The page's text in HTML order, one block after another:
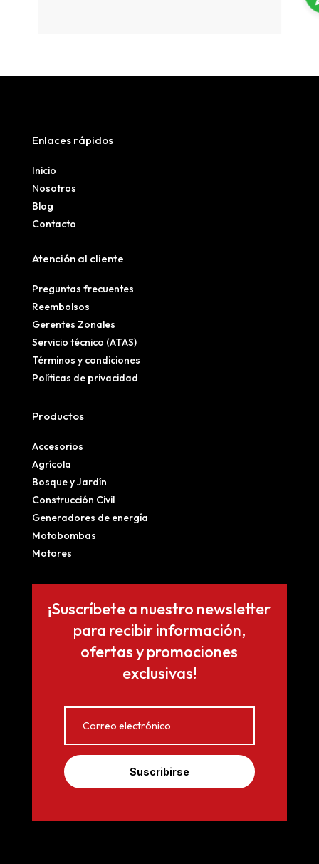
Enlaces rápidos
Inicio
Nosotros
Blog
Contacto
Atención al cliente
Preguntas frecuentes
Reembolsos
Gerentes Zonales
Servicio técnico (ATAS)
Términos y condiciones
Políticas de privacidad
Productos
Accesorios
Agrícola
Bosque y Jardín
Construcción Civil
Generadores de energía
Motobombas
Motores
¡Suscríbete a nuestro newsletter
para recibir información,
ofertas y promociones
exclusivas!
Suscribirse